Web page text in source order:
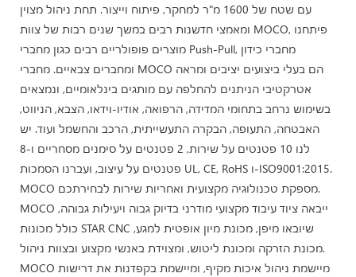
עם שטח של 1600 מ"ר למחקר, פיתוח וייצור. תחת ניהול מצוין
ומאמצי חדשנות רבים במשך שנים רבות של צוות MOCO, פיתחנו
מוצרים פופולריים רבים כגון מחברי Push-Pull, מחברי כידון
ומחברים צבאיים. מחברי MOCO הם בעלי ביצועים יציבים ומראה
אטרקטיבי הניתנים להחלפה עם מותגים בינלאומיים, ונמצאים
בשימוש נרחב בתחומי המדידה, הרפואה, אודיו-וידאו, הצבא, הניווט,
האבטחה, התעופה, הבקרה התעשייתית, הרכב והחשמל ועוד. יש
לנו 10 פטנטים על שירות, 2 פטנטים על סימנים מסחריים ו-8
פטנטים על עיצוב, ועברנו הסמכות UL, CE, RoHS ו-ISO9001:2015.
MOCO מספקת טכנולוגיה מקצועית ואחריות שירות לבחירתכם.
MOCO ייבאה ציוד עיבוד מקצועי מודרני בדיוק גבוה ויעילות גבוהה,
כולל מכונות STAR CNC שיובאו מיפן, מכונת מיון אופטית למגע,
מכונת הזרקה ומכונת ליטוש, ומצוידת באנשי מקצוע ובצוות ניהול.
MOCO מיישמת ניהול איכות מקיף, ומיישמת בקפדנות את דרישות